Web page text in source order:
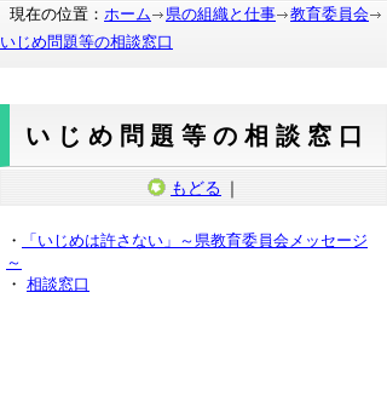
現在の位置： ホーム 県の組織と仕事
教育委員会
いじめ問題等の相談窓口
いじめ問題等の相談窓口
もどる ｜
・
「いじめは許さない」～県教育委員会メッセージ
～
・ 相談窓口